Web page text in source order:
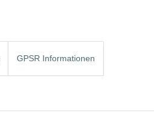
GPSR Informationen